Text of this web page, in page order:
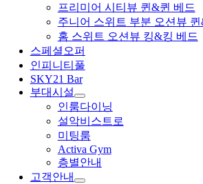
프리미어 시티뷰 퀸&퀸 베드
주니어 스위트 부분 오션뷰
홈 스위트 오션뷰 킹&킹 베드
스페셜오퍼
인피니티풀
SKY21 Bar
부대시설
인룸다이닝
설악비스트로
미팅룸
Activa Gym
층별안내
고객안내